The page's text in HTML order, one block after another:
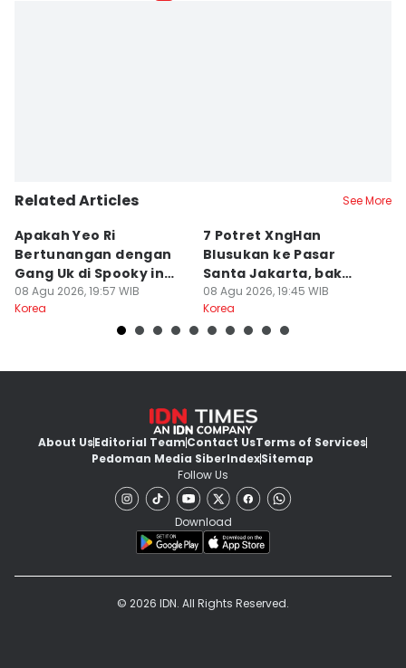
Related Articles See More
Apakah Yeo Ri
Bertunangan dengan
Gang Uk di Spooky in
Love?
08 Agu 2026, 19:57 WIB
Korea
7 Potret XngHan
Blusukan ke Pasar
Santa Jakarta, bak
Anak Gaul Jaksel
08 Agu 2026, 19:45 WIB
Korea
About UsEditorial TeamContact UsTerms of Services
Pedoman Media SiberIndexSitemap
Follow Us
Download
© 2026 IDN. All Rights Reserved.